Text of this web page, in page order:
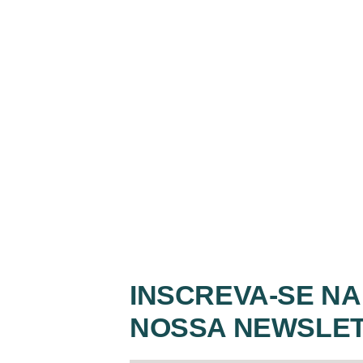
INSCREVA-SE NA
NOSSA